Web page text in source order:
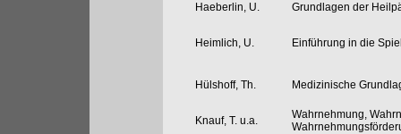
Haeberlin, U.
Grundlagen der
Heimlich, U. Einführung in die
Hülshoff, Th. Medizinische
Knauf, T. u.a.
Wahrnehmung,